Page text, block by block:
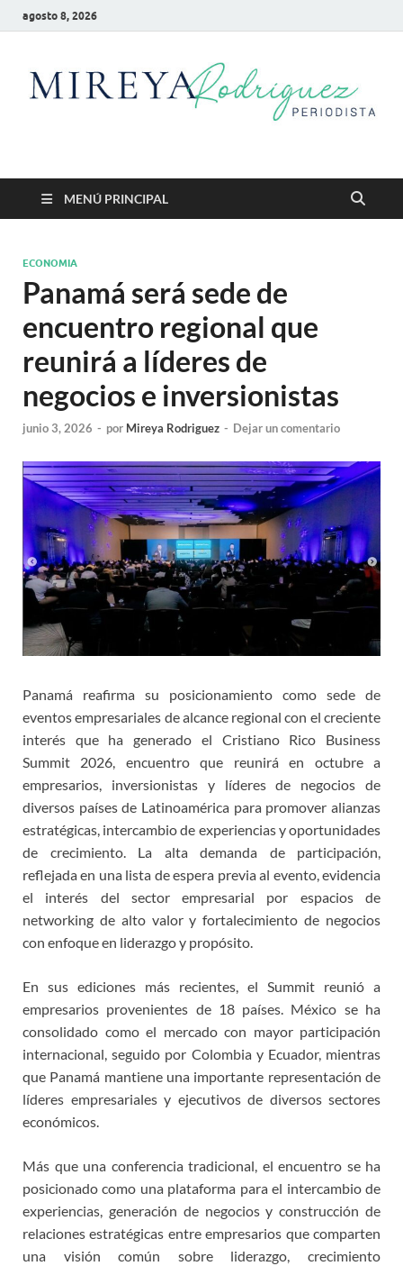
agosto 8, 2026
Mireya Rodriguez
MENÚ PRINCIPAL
ECONOMIA
Panamá será sede de
encuentro regional que
reunirá a líderes de
negocios e inversionistas
junio 3, 2026 - por Mireya Rodriguez - Dejar un comentario
Panamá reafirma su posicionamiento como sede de
eventos empresariales de alcance regional con el creciente
interés que ha generado el Cristiano Rico Business
Summit 2026, encuentro que reunirá en octubre a
empresarios, inversionistas y líderes de negocios de
diversos países de Latinoamérica para promover alianzas
estratégicas, intercambio de experiencias y oportunidades
de crecimiento. La alta demanda de participación,
reflejada en una lista de espera previa al evento, evidencia
el interés del sector empresarial por espacios de
networking de alto valor y fortalecimiento de negocios
con enfoque en liderazgo y propósito.
En sus ediciones más recientes, el Summit reunió a
empresarios provenientes de 18 países. México se ha
consolidado como el mercado con mayor participación
internacional, seguido por Colombia y Ecuador, mientras
que Panamá mantiene una importante representación de
líderes empresariales y ejecutivos de diversos sectores
económicos.
Más que una conferencia tradicional, el encuentro se ha
posicionado como una plataforma para el intercambio de
experiencias, generación de negocios y construcción de
relaciones estratégicas entre empresarios que comparten
una visión común sobre liderazgo, crecimiento